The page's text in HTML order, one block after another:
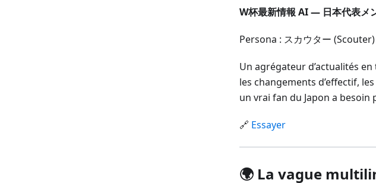
W杯最新情報 AI — 日本代表メ
Persona : スカウター (Scouter)
Un agrégateur d’actualités
les changements d’effectif,
un vrai fan du Japon a
🔗 Essayer
🌍 La vague